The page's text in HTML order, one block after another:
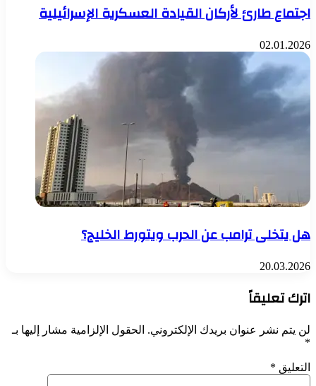
اجتماع طارئ لأركان القيادة العسكرية الإسرائيلية
02.01.2026
هل يتخلى ترامب عن الحرب ويتورط الخليج؟
20.03.2026
اترك تعليقاً
لن يتم نشر عنوان بريدك الإلكتروني. الحقول الإلزامية مشار إليها بـ
*
التعليق *